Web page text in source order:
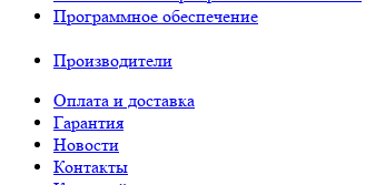
Программное обеспечение
Производители
Оплата и доставка
Гарантия
Новости
Контакты